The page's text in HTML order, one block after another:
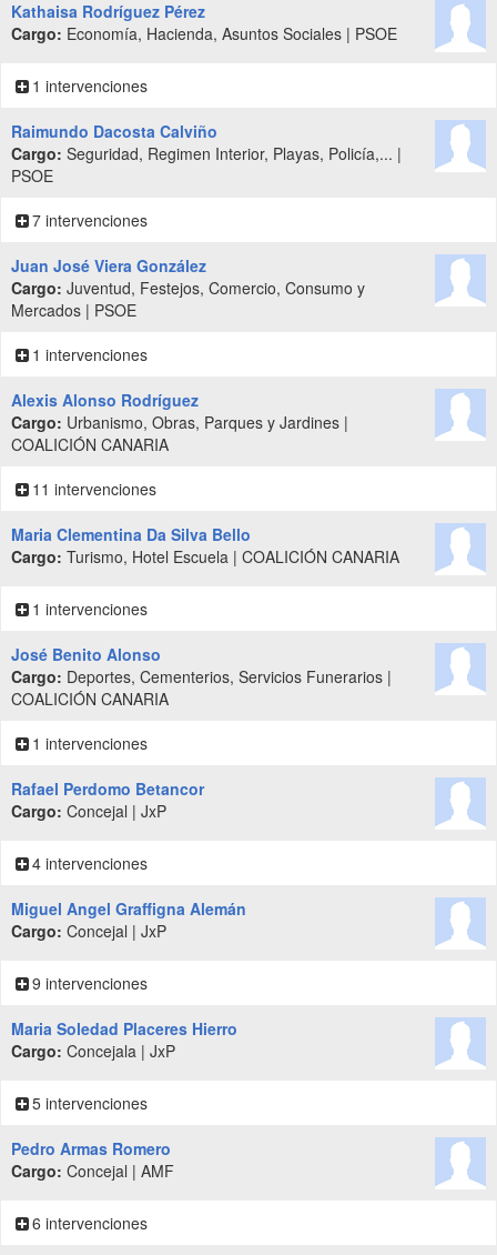
Kathaisa Rodríguez Pérez
Cargo: Economía, Hacienda, Asuntos Sociales | PSOE
1 intervenciones
Raimundo Dacosta Calviño
Cargo: Seguridad, Regimen Interior, Playas, Policía,... |
PSOE
7 intervenciones
Juan José Viera González
Cargo: Juventud, Festejos, Comercio, Consumo y
Mercados | PSOE
1 intervenciones
Alexis Alonso Rodríguez
Cargo: Urbanismo, Obras, Parques y Jardines |
COALICIÓN CANARIA
11 intervenciones
Maria Clementina Da Silva Bello
Cargo: Turismo, Hotel Escuela | COALICIÓN CANARIA
1 intervenciones
José Benito Alonso
Cargo: Deportes, Cementerios, Servicios Funerarios |
COALICIÓN CANARIA
1 intervenciones
Rafael Perdomo Betancor
Cargo: Concejal | JxP
4 intervenciones
Miguel Angel Graffigna Alemán
Cargo: Concejal | JxP
9 intervenciones
Maria Soledad Placeres Hierro
Cargo: Concejala | JxP
5 intervenciones
Pedro Armas Romero
Cargo: Concejal | AMF
6 intervenciones